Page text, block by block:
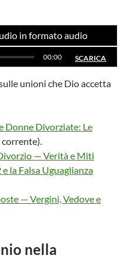
in formato audio
00:00 SCARICA
unioni che Dio accetta
Donne Divorziate: Le
corrente).
— Verità e Miti
la Falsa Uguaglianza
— Vergini, Vedove e
nella